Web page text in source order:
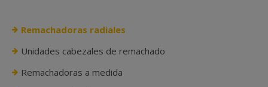
Remachadoras radiales
Unidades cabezales de remachado
Remachadoras a medida